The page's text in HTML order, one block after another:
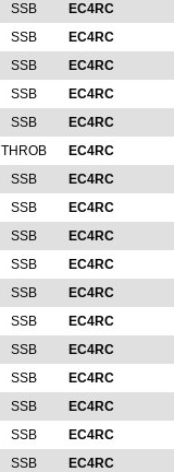
SSB EC4RC
SSB EC4RC
SSB EC4RC
SSB EC4RC
SSB EC4RC
THROB EC4RC
SSB EC4RC
SSB EC4RC
SSB EC4RC
SSB EC4RC
SSB EC4RC
SSB EC4RC
SSB EC4RC
SSB EC4RC
SSB EC4RC
SSB EC4RC
SSB EC4RC